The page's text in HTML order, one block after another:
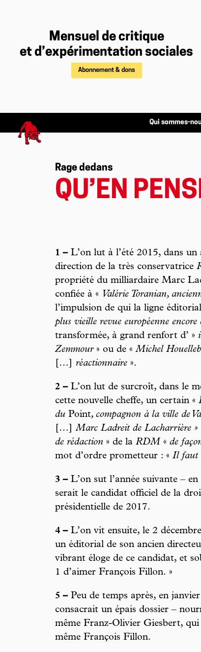
Mensuel de critique
et d’expérimentation sociales
Abonnement & dons
Qui sommes-
Rage dedans
QU’EN
1 –L’on lut à l’été 2015, dans
direction de la très conservatrice
propriété du milliardaire Marc
confiée à « Valérie Toranian,
l’impulsion de qui la ligne
plus vieille revue européenne
transformée, à grand renfort d’ »
Zemmour» ou de «Michel
[…] réactionnaire ».
2 –L’on lut de surcroît, dans le
cette nouvelle cheffe, un certain «
du Point, compagnon à la ville de
[…]Marc Ladreit de Lacharrière »
de rédaction » de la RDM « de
mot d’ordre prometteur : « Il faut
3 –L’on sut l’année suivante –
serait le candidat officiel de la
présidentielle de 2017.
4 –L’on vit ensuite, le 2
un éditorial de son ancien
vibrant éloge de ce candidat, et
1 d’aimer François Fillon. »
5 –Peu de temps après, en
consacrait un épais dossier –
même Franz-Olivier Giesbert,
même François Fillon.